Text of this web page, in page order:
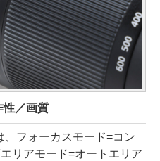
性／画質
フォーカスモード=コン
リアモード=オートエリア